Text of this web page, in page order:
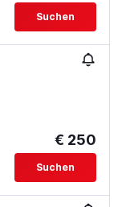
Suchen
€ 250
Suchen